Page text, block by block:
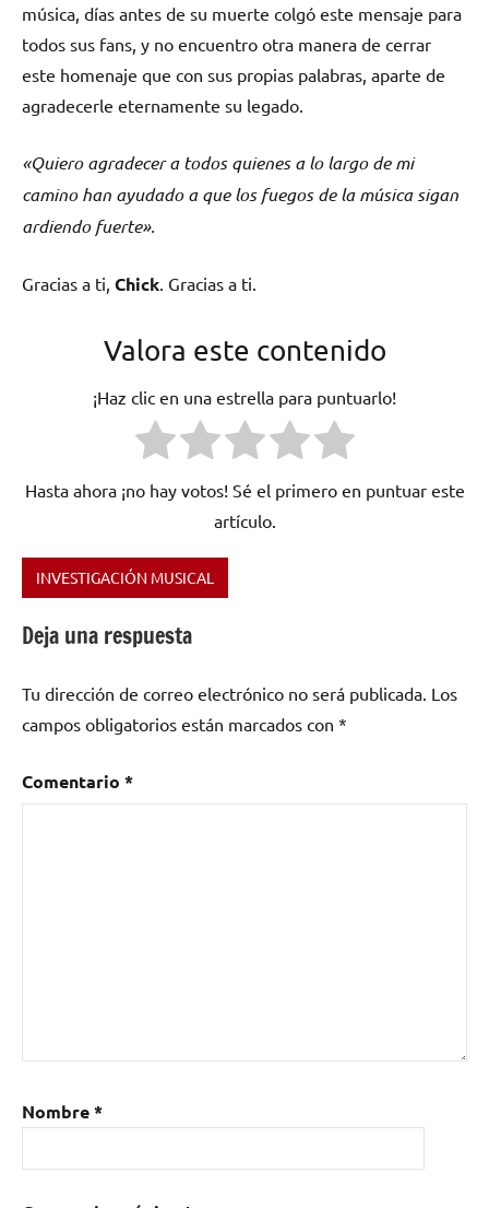
música, días antes de su muerte colgó este mensaje para
todos sus fans, y no encuentro otra manera de cerrar
este homenaje que con sus propias palabras, aparte de
agradecerle eternamente su legado.
«Quiero agradecer a todos quienes a lo largo de mi
camino han ayudado a que los fuegos de la música sigan
ardiendo fuerte».
Gracias a ti, Chick . Gracias a ti.
Valora este contenido
¡Haz clic en una estrella para puntuarlo!
Hasta ahora ¡no hay votos! Sé el primero en puntuar este
artículo.
Etiquetado
Chick
Estados
Unidos,
jazz-
INVESTIGACIÓN MUSICAL
Deja una respuesta
Tu dirección de correo electrónico no será publicada. Los
campos obligatorios están marcados con *
Comentario *
Nombre*